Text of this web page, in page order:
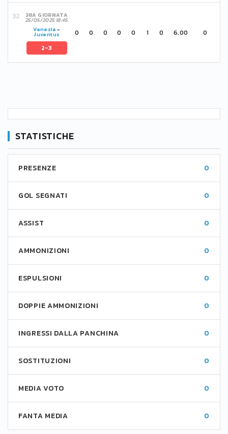
38A GIORNATA
25/05/2025 18:45
Venezia -
Juventus
2-3
0 0 0 0 0 1 0 6,00 0
STATISTICHE
PRESENZE 0
GOL SEGNATI 0
ASSIST 0
AMMONIZIONI 0
ESPULSIONI 0
DOPPIE AMMONIZIONI 0
INGRESSI DALLA PANCHINA 0
SOSTITUZIONI 0
MEDIA VOTO 0
FANTA MEDIA 0